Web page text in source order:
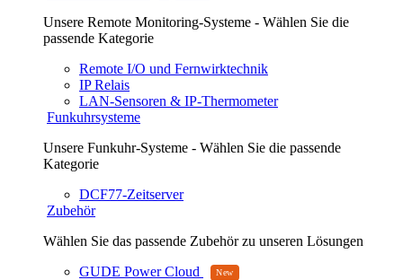
Unsere Remote Monitoring-Systeme - Wählen Sie die
passende Kategorie
Remote I/O und Fernwirktechnik
IP Relais
LAN-Sensoren & IP-Thermometer
Funkuhrsysteme
Unsere Funkuhr-Systeme - Wählen Sie die passende
Kategorie
DCF77-Zeitserver
Zubehör
Wählen Sie das passende Zubehör zu unseren Lösungen
GUDE Power Cloud